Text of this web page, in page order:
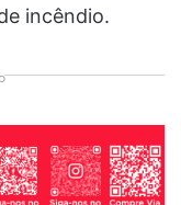
incêndio.